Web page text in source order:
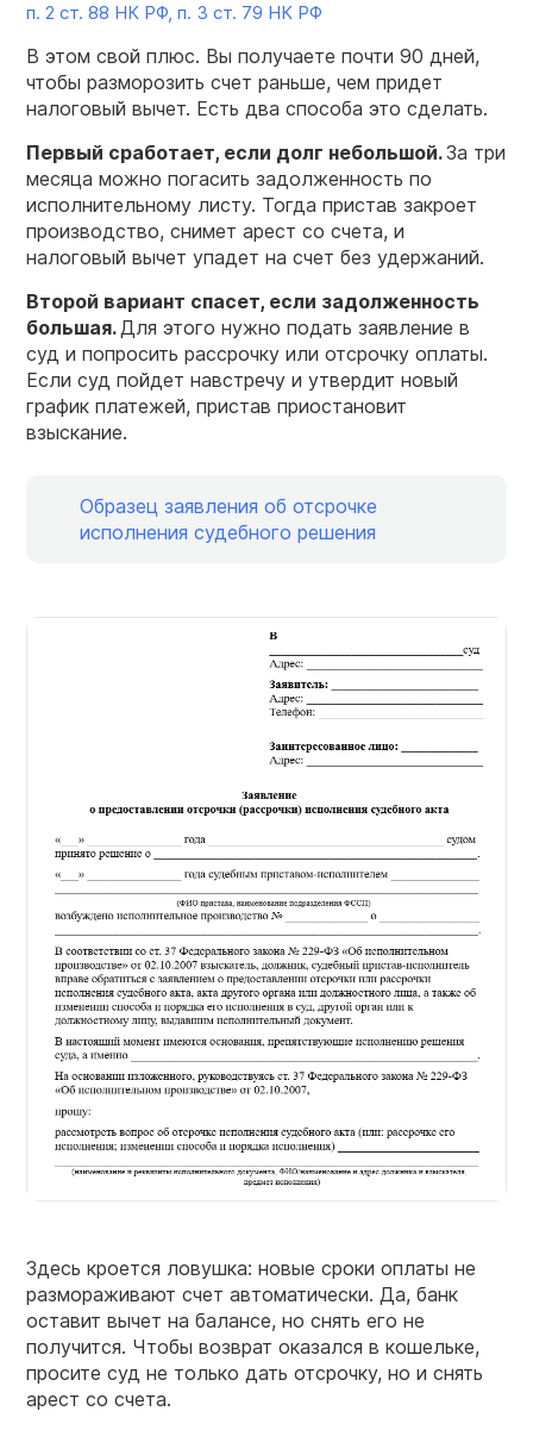
п. 2 ст. 88 НК РФ, п. 3 ст. 79 НК РФ
В этом свой плюс. Вы получаете почти 90 дней,
чтобы разморозить счет раньше, чем придет
налоговый вычет. Есть два способа это сделать.
Первый сработает, если долг небольшой.За три
месяца можно погасить задолженность по
исполнительному листу. Тогда пристав закроет
производство, снимет арест со счета, и
налоговый вычет упадет на счет без удержаний.
Второй вариант спасет, если задолженность
большая.Для этого нужно подать заявление в
суд и попросить рассрочку или отсрочку оплаты.
Если суд пойдет навстречу и утвердит новый
график платежей, пристав приостановит
взыскание.
Образец заявления об отсрочке
исполнения судебного решения
Здесь кроется ловушка: новые сроки оплаты не
размораживают счет автоматически. Да, банк
оставит вычет на балансе, но снять его не
получится. Чтобы возврат оказался в кошельке,
просите суд не только дать отсрочку, но и снять
арест со счета.